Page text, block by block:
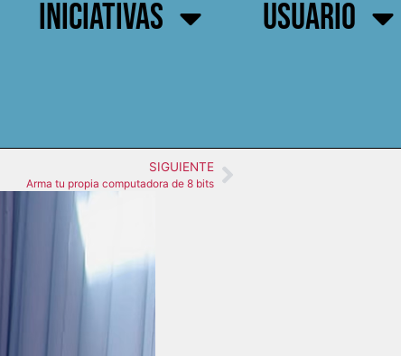
INICIATIVAS USUARIO
SIGUIENTE
Arma tu propia computadora de 8 bits